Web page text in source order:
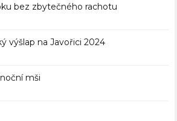
bez zbytečného rachotu
výšlap na Javořici 2024
mši